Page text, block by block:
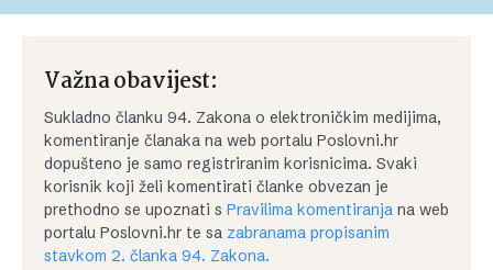
Važna obavijest:
Sukladno članku 94. Zakona o elektroničkim medijima,
komentiranje članaka na web portalu Poslovni.hr
dopušteno je samo registriranim korisnicima. Svaki
korisnik koji želi komentirati članke obvezan je
prethodno se upoznati s Pravilima komentiranja na web
portalu Poslovni.hr te sa zabranama propisanim
stavkom 2. članka 94. Zakona.